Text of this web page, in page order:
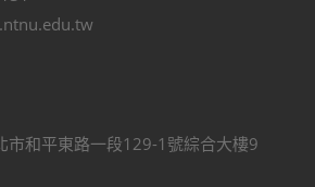
市和平東路一段129-1號綜合大樓9